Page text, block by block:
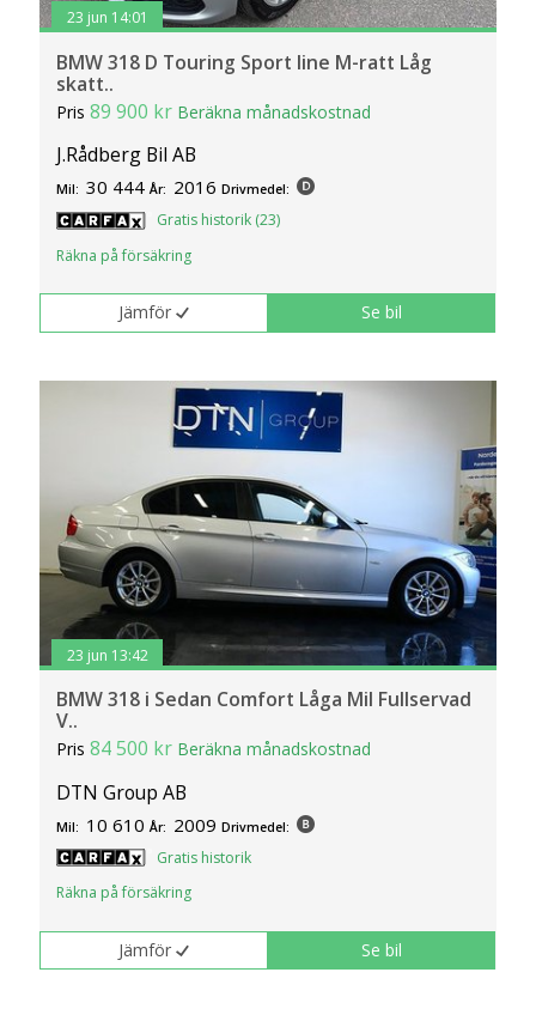
23 jun 14:01
BMW 318 D Touring Sport line M-ratt Låg
skatt..
Pris89 900 kr Beräkna månadskostnad
J.Rådberg Bil AB
Mil: 30 444 År: 2016 Drivmedel:
Gratis historik (23)
Räkna på försäkring
Jämför Se bil
23 jun 13:42
BMW 318 i Sedan Comfort Låga Mil Fullservad
V..
Pris84 500 kr Beräkna månadskostnad
DTN Group AB
Mil: 10 610 År: 2009 Drivmedel:
Gratis historik
Räkna på försäkring
Jämför Se bil